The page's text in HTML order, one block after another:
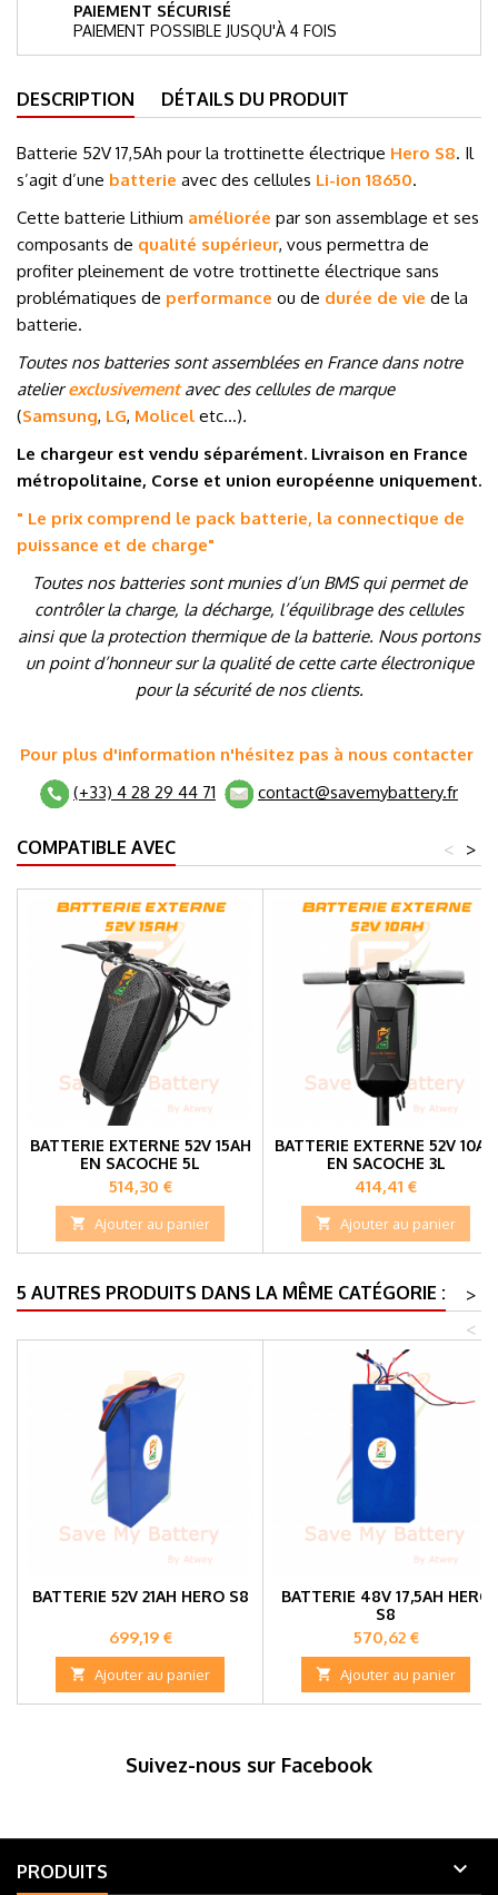
PAIEMENT SÉCURISÉ
PAIEMENT POSSIBLE JUSQU'À 4 FOIS
DESCRIPTION DÉTAILS DU PRODUIT
Batterie 52V 17,5Ah pour la trottinette électrique Hero S8. Il
s’agit d’une batterie avec des cellules Li-ion 18650.
Cette batterie Lithium améliorée par son assemblage et ses
composants de qualité supérieur, vous permettra de
profiter pleinement de votre trottinette électrique sans
problématiques de performance ou de durée de vie de la
batterie.
Toutes nos batteries sont assemblées en France dans notre
atelierexclusivementavec des cellules de marque
(Samsung, LG, Molicel etc…).
Le chargeur est vendu séparément. Livraison en France
métropolitaine, Corse et union européenne uniquement.
" Le prix comprend le pack batterie, la connectique de
puissance et de charge"
Toutes nos batteries sont munies d’un BMS qui permet de
contrôler la charge, la décharge, l’équilibrage des cellules
ainsi que la protection thermique de la batterie. Nous portons
un point d’honneur sur la qualité de cette carte électronique
pour la sécurité de nos clients.
Pour plus d'information n'hésitez pas à nous contacter
(+33) 4 28 29 44 71
contact@savemybattery.fr
COMPATIBLE AVEC >
<
BATTERIE EXTERNE 52V 15AH
EN SACOCHE 5L
Prix
514,30 €
 Ajouter au panier
BATTERIE EXTERNE 52V 10AH
EN SACOCHE 3L
Prix
414,41 €
 Ajouter au panier
5 AUTRES PRODUITS DANS LA MÊME CATÉGORIE :
>
<
BATTERIE 52V 21AH HERO S8
Prix
699,19 €
 Ajouter au panier
BATTERIE 48V 17,5AH HERO
S8
Prix
570,62 €
 Ajouter au panier
Suivez-nous sur Facebook
PRODUITS 